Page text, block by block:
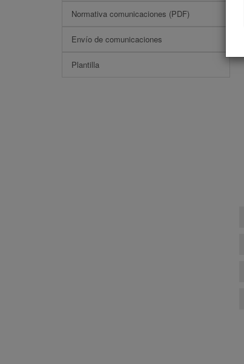
Normativa comunicaciones (PDF)
Envío de comunicaciones
Plantilla